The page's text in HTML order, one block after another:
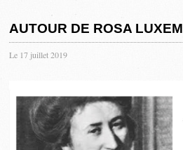
AUTOUR DE ROSA
Le 17 juillet 2019